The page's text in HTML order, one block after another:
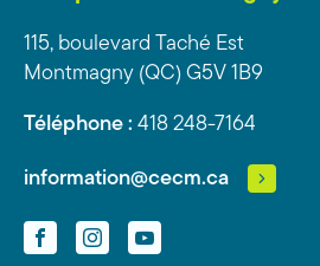
115, boulevard Taché Est
Montmagny (QC) G5V 1B9
Téléphone : 418 248-7164
information@cecm.ca
FacebookInstagramYouTube